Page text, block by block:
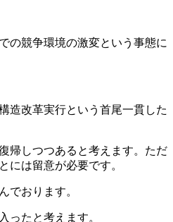
の競争環境の激変という事態に
造改革実行という首尾一貫した
帰しつつあると考えます。ただ
には留意が必要です。
でおります。
ったと考えます。